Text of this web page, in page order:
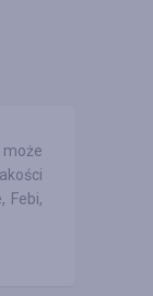
Febi,